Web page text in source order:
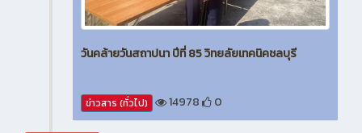
วันคล้ายวันสถาปนา ปีที่ 85 วิทยลัยเทคนิคชลบุรี
ข่าวสาร (ทั่วไป) 14978 0